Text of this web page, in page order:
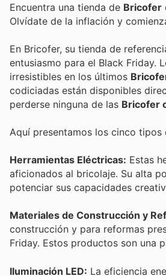
Encuentra una tienda de Bricofer
Olvídate de la inflación y
En Bricofer, su tienda de
entusiasmo para el Black Friday.
irresistibles en los últimos
codiciadas están disponibles
perderse ninguna de las Bricofer
Aquí presentamos los cinco
Herramientas Eléctricas: Estas
aficionados al bricolaje. Su alta
potenciar sus capacidades
Materiales de Construcción y
construcción y para reformas
Friday. Estos productos son una
Iluminación LED: La eficiencia